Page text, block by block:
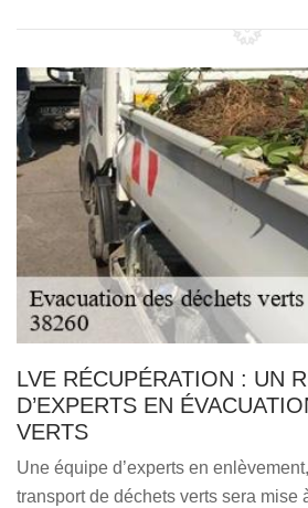
LVE RÉCUPÉRATION : UN
D’EXPERTS EN
VERTS
Une équipe d’experts en
transport de déchets verts sera mise